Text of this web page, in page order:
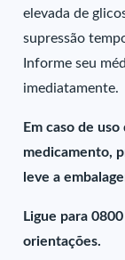
elevada de
supressão
Informe seu
imediatamente.
Em caso de
medicamento,
leve a
Ligue para
orientações.